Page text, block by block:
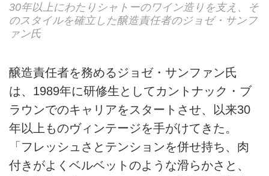
30年以上にわたりシャトーのワイン造りを支え、そ
のスタイルを確立した醸造責任者のジョゼ・サンフ
ァン氏
醸造責任者を務めるジョゼ・サンファン氏
は、1989年に研修生としてカントナック・ブ
ラウンでのキャリアをスタートさせ、以来30
年以上ものヴィンテージを手がけてきた。
「フレッシュさとテンションを併せ持ち、肉
付きがよくベルベットのような滑らかさと、